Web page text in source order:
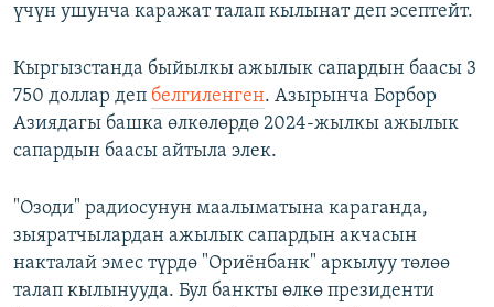
үчүн ушунча каражат талап кылынат деп эсептейт.
Кыргызстанда быйылкы ажылык сапардын баасы 3
750 доллар деп белгиленген. Азырынча Борбор
Азиядагы башка өлкөлөрдө 2024-жылкы ажылык
сапардын баасы айтыла элек.
"Озоди" радиосунун маалыматына караганда,
зыяратчылардан ажылык сапардын акчасын
накталай эмес түрдө "Ориёнбанк" аркылуу төлөө
талап кылынууда. Бул банкты өлкө президенти